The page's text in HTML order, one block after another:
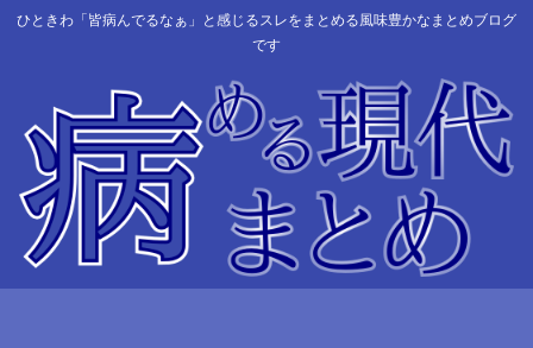
ひときわ「皆病んでるなぁ」と感じるスレをまとめる風味豊かなまとめブログ
です